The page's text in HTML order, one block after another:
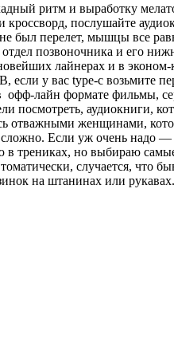
ритм и выработку
послушайте
был перелет, мышцы все
позвоночника и его
лайнерах и в
если у вас type-c возьмите
офф-лайн формате фильмы,
посмотреть, аудиокниги,
отважными женщинами,
Если уж очень надо —
в трениках, но выбираю
случается, что
на штанинах или рукавах.